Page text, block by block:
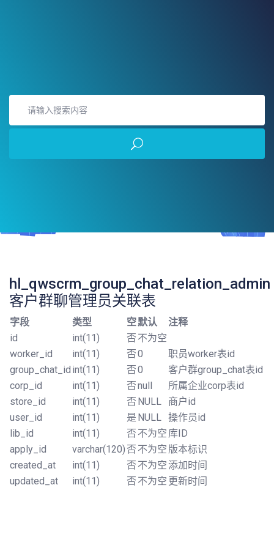
hl_qwscrm_group_chat_relation_admin
客户群聊管理员关联表
字段 类型 空默认
注释
id
int(11) 否 不为空
worker_id
int(11) 否0
职员worker表id
group_chat_id int(11) 否0
客户群group_chat表id
corp_id
int(11) 否null
所属企业corp表id
store_id
int(11) 否 NULL
商户id
user_id
int(11) 是 NULL 操作员id
lib_id
int(11) 否 不为空 库ID
apply_id
varchar(120) 否 不为空 版本标识
created_at
int(11) 否 不为空添加时间
updated_at
int(11) 否 不为空 更新时间